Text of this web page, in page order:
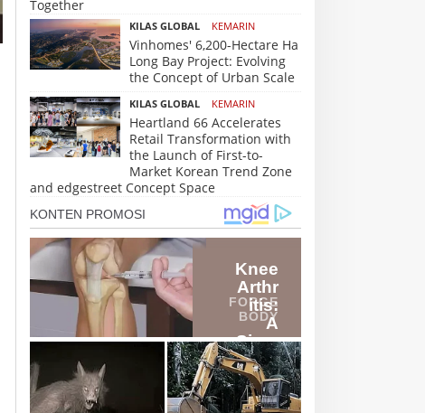
Together
KILAS GLOBAL KEMARIN
Vinhomes' 6,200-Hectare Ha
Long Bay Project: Evolving
the Concept of Urban Scale
KILAS GLOBAL KEMARIN
Heartland 66 Accelerates
Retail Transformation with
the Launch of First-to-
Market Korean Trend Zone
and edgestreet Concept Space